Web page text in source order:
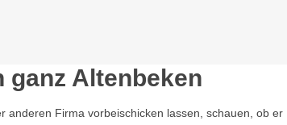
ganz Altenbeken
Firma vorbeischicken lassen, schauen, ob